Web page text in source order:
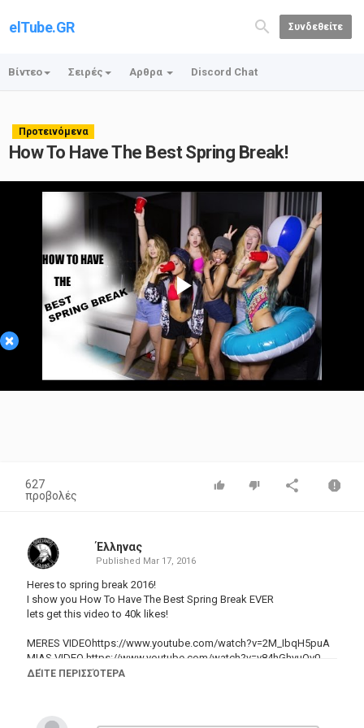
elTube.GR Συνδεθείτε
Βίντεο Σειρές Αρθρα Discord Chat
Προτεινόμενα
How To Have The Best Spring Break!
×
Play
Video
627
προβολές
Έλληνας
Published Mar 17, 2016
Heres to spring break 2016!
I show you How To Have The Best Spring Break EVER
lets get this video to 40k likes!
MERES VIDEOhttps://www.youtube.com/watch?v=2M_IbqH5puA
MIAS VIDEO https://www.youtube.com/watch?v=v84hGhyuQv0
NIKI AND GABI'S VIDEO
ΔΕΊΤΕ ΠΕΡΙΣΣΌΤΕΡΑ